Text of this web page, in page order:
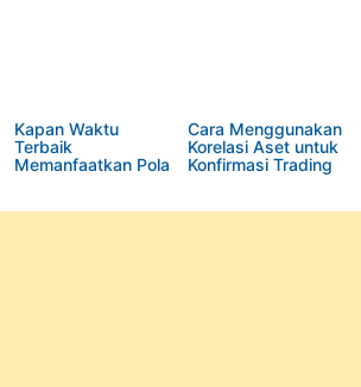
Kapan Waktu
Terbaik
Memanfaatkan Pola
Cara Menggunakan
Korelasi Aset untuk
Konfirmasi Trading